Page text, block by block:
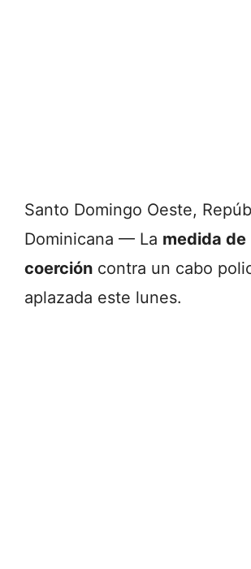
Santo Domingo Oeste,
Dominicana — La medida de
coerción contra un cabo
aplazada este lunes.